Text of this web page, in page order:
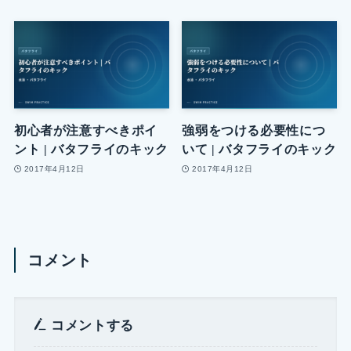
初心者が注意すべきポイ
ント | バタフライのキック
2017年4月12日
強弱をつける必要性につ
いて | バタフライのキック
2017年4月12日
コメント
コメントする